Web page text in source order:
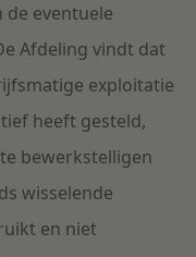
de eventuele
Afdeling vindt dat
exploitatie
heeft gesteld,
bewerkstelligen
wisselende
en niet